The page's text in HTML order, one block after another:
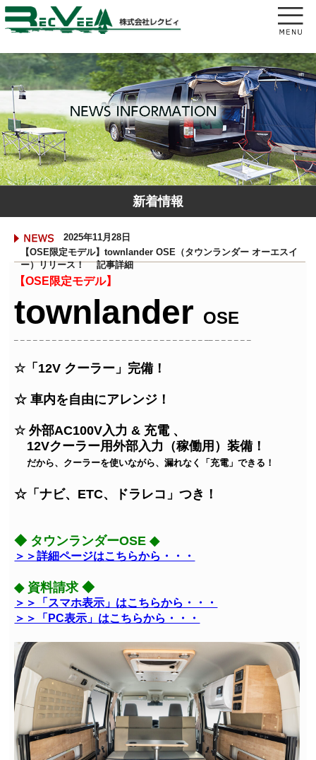
新着情報
2025年11月28日
【OSE限定モデル】townlander OSE（タウンランダー オーエスイ
ー）リリース！ 記事詳細
【OSE限定モデル】
townlander OSE
☆「12V クーラー」完備！
☆ 車内を自由にアレンジ！
☆ 外部AC100V入力 & 充電 、
12Vクーラー用外部入力（稼働用）装備！
だから、クーラーを使いながら、漏れなく「充電」できる！
☆「ナビ、ETC、ドラレコ」つき！
◆ タウンランダーOSE ◆
＞＞詳細ページはこちらから・・・
◆ 資料請求 ◆
＞＞「スマホ表示」はこちらから・・・
＞＞「PC表示」はこちらから・・・